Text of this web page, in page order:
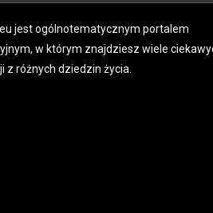
jest ogólnotematycznym portalem
w którym znajdziesz wiele
z różnych dziedzin życia.